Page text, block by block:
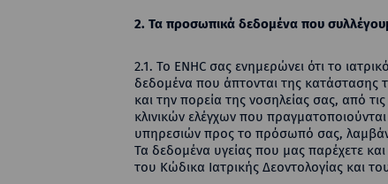
2. Τα προσωπικά δεδομένα που
2.1. Το ENHC σας ενημερώνει ότι το
δεδομένα που άπτονται της κατάστασης
και την πορεία της νοσηλείας σας, από
κλινικών ελέγχων που
υπηρεσιών προς το πρόσωπό σας,
Τα δεδομένα υγείας που μας παρέχετε
του Κώδικα Ιατρικής Δεοντολογίας και